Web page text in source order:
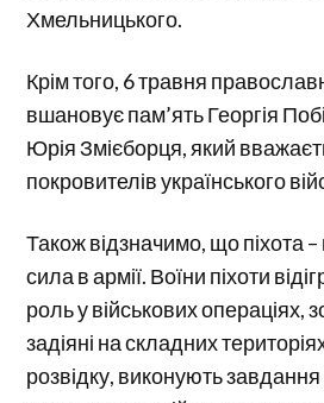
Хмельницького.
Крім того, 6 травня
вшановує пам’ять Георгія
Юрія Змієборця, який
покровителів українського
Також відзначимо, що піхота
сила в армії. Воїни піхоти
роль у військових операціях,
задіяні на складних
розвідку, виконують